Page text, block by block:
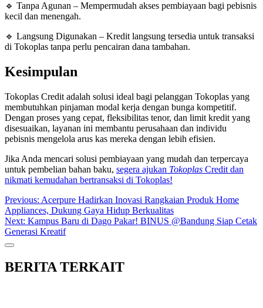
🔹 Tanpa Agunan – Mempermudah akses pembiayaan bagi pebisnis
kecil dan menengah.
🔹 Langsung Digunakan – Kredit langsung tersedia untuk transaksi
di Tokoplas tanpa perlu pencairan dana tambahan.
Kesimpulan
Tokoplas Credit adalah solusi ideal bagi pelanggan Tokoplas yang
membutuhkan pinjaman modal kerja dengan bunga kompetitif.
Dengan proses yang cepat, fleksibilitas tenor, dan limit kredit yang
disesuaikan, layanan ini membantu perusahaan dan individu
pebisnis mengelola arus kas mereka dengan lebih efisien.
Jika Anda mencari solusi pembiayaan yang mudah dan terpercaya
untuk pembelian bahan baku, segera ajukan Tokoplas Credit dan
nikmati kemudahan bertransaksi di Tokoplas!
Post
navigation
Previous: Acerpure Hadirkan Inovasi Rangkaian Produk Home
Appliances, Dukung Gaya Hidup Berkualitas
Next: Kampus Baru di Dago Pakar! BINUS @Bandung Siap Cetak
Generasi Kreatif
BERITA TERKAIT